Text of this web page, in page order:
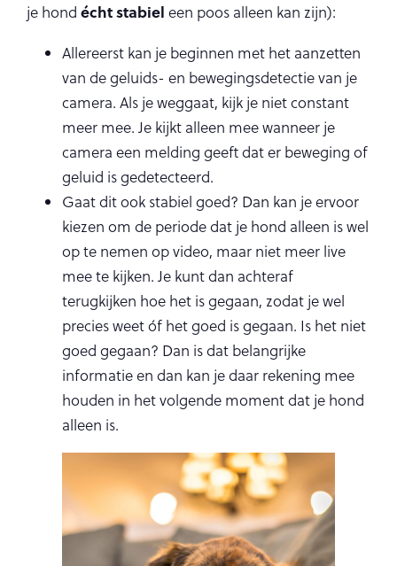
je hond écht stabiel een poos alleen kan zijn):
Allereerst kan je beginnen met het aanzetten
van de geluids- en bewegingsdetectie van je
camera. Als je weggaat, kijk je niet constant
meer mee. Je kijkt alleen mee wanneer je
camera een melding geeft dat er beweging of
geluid is gedetecteerd.
Gaat dit ook stabiel goed? Dan kan je ervoor
kiezen om de periode dat je hond alleen is wel
op te nemen op video, maar niet meer live
mee te kijken. Je kunt dan achteraf
terugkijken hoe het is gegaan, zodat je wel
precies weet óf het goed is gegaan. Is het niet
goed gegaan? Dan is dat belangrijke
informatie en dan kan je daar rekening mee
houden in het volgende moment dat je hond
alleen is.